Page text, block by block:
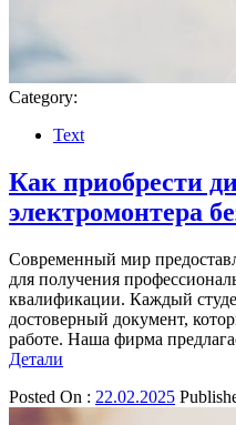
Category:
Text
Как приобрести
электромонтера
Современный мир
для получения
квалификации. Каждый
достоверный документ,
работе. Наша фирма
Детали
Posted On : 22.02.2025